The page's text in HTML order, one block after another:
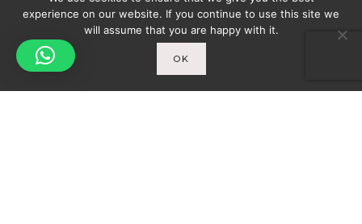
experience on our website. If you continue to use this site we
will assume that you are happy with it.
OK